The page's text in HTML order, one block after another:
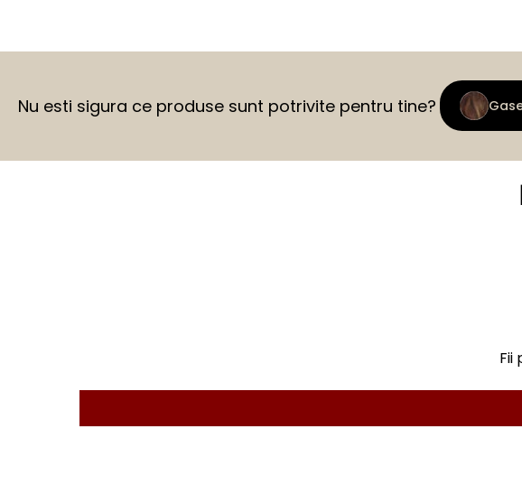
Nu esti sigura ce produse sunt potrivite pentru tine?
Fii